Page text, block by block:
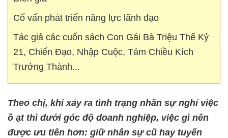
Cố vấn phát triển năng lực lãnh đạo
Tác giả các cuốn sách Con Gái Bà Triệu Thế Kỷ
21, Chiến Đạo, Nhập Cuộc, Tám Chiều Kích
Trưởng Thành...
Theo chị, khi xảy ra tình trạng nhân sự nghỉ việc
ồ ạt thì dưới góc độ doanh nghiệp, việc gì nên
được ưu tiên hơn: giữ nhân sự cũ hay tuyển